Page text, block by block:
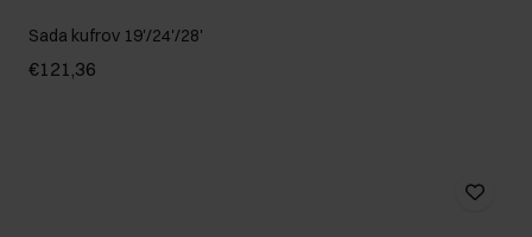
Sada kufrov 19'/24'/28'
€121,36